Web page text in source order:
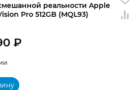
реальности Apple
Pro 512GB (MQL93)
₽